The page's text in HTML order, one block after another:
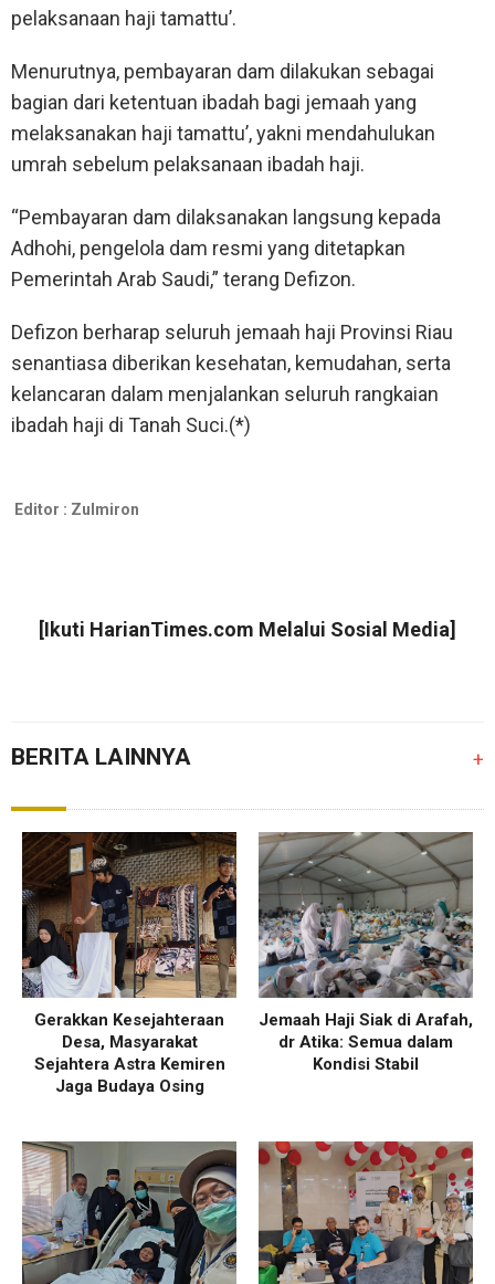
pelaksanaan haji tamattu’.
Menurutnya, pembayaran dam dilakukan sebagai
bagian dari ketentuan ibadah bagi jemaah yang
melaksanakan haji tamattu’, yakni mendahulukan
umrah sebelum pelaksanaan ibadah haji.
“Pembayaran dam dilaksanakan langsung kepada
Adhohi, pengelola dam resmi yang ditetapkan
Pemerintah Arab Saudi,” terang Defizon.
Defizon berharap seluruh jemaah haji Provinsi Riau
senantiasa diberikan kesehatan, kemudahan, serta
kelancaran dalam menjalankan seluruh rangkaian
ibadah haji di Tanah Suci.(*)
Editor : Zulmiron
[Ikuti HarianTimes.com Melalui Sosial Media]
BERITA LAINNYA +
Gerakkan Kesejahteraan
Desa, Masyarakat
Sejahtera Astra Kemiren
Jaga Budaya Osing
Jemaah Haji Siak di Arafah,
dr Atika: Semua dalam
Kondisi Stabil